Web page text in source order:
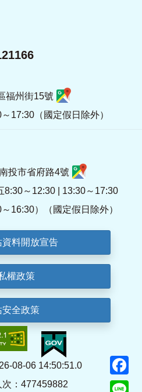
福州街15號
17:30（國定假日除外）
投市省府路4號
8:30～12:30 | 13:30～17:30
16:30）（國定假日除外）
資料開放宣告
權政策
安全政策
08-06 14:50:51.0
次：477459882